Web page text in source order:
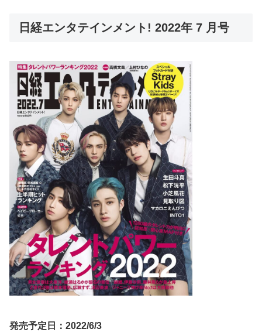
日経エンタテインメント! 2022年 7 月号
発売予定日：2022/6/3